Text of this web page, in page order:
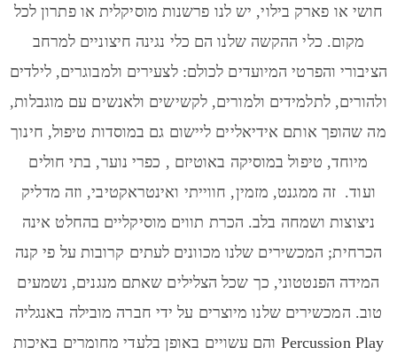
חושי או פארק בילוי, יש לנו פרשנות מוסיקלית או פתרון לכל
מקום. כלי ההקשה שלנו הם כלי נגינה חיצוניים למרחב
הציבורי והפרטי המיועדים לכולם: לצעירים ולמבוגרים, לילדים
ולהורים, לתלמידים ולמורים, לקשישים ולאנשים עם מוגבלות,
מה שהופך אותם אידיאליים ליישום גם במוסדות טיפול, חינוך
מיוחד, טיפול במוסיקה באוטיזם , כפרי נוער, בתי חולים
ועוד. זה ממגנט, מזמין, חווייתי ואינטראקטיבי, וזה מדליק
ניצוצות ושמחה בלב. הכרת תווים מוסיקליים בהחלט אינה
הכרחית; המכשירים שלנו מכוונים לעתים קרובות על פי קנה
המידה הפנטטוני, כך שכל הצלילים שאתם מנגנים, נשמעים
טוב. המכשירים שלנו מיוצרים על ידי חברה מובילה באנגליה
Percussion Play והם עשויים באופן בלעדי מחומרים באיכות